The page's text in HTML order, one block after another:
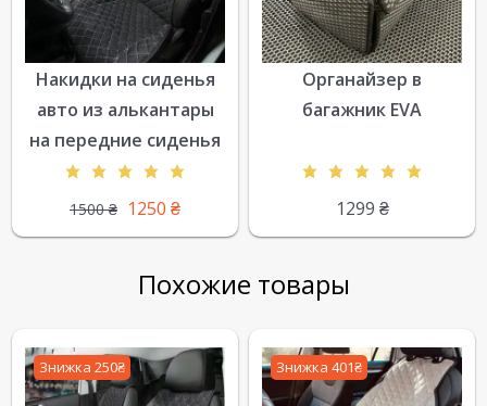
Накидки на сиденья
авто из алькантары
на передние сиденья
1500₴ 1250 ₴
Органайзер в
багажник EVA
1299 ₴
Похожие товары
Знижка 250₴ Знижка 401₴